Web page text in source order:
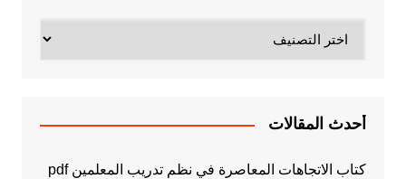
أحدث المقالات
كتاب الاتجاهات المعاصرة في نظم تدريب المعلمين pdf